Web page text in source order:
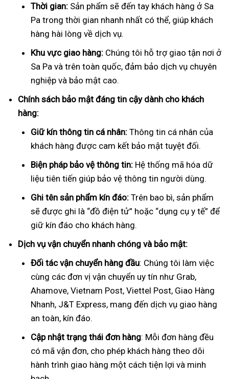
Thời gian: Sản phẩm sẽ đến tay khách hàng ở Sa
Pa trong thời gian nhanh nhất có thể, giúp khách
hàng hài lòng về dịch vụ.
Khu vực giao hàng: Chúng tôi hỗ trợ giao tận nơi ở
Sa Pa và trên toàn quốc, đảm bảo dịch vụ chuyên
nghiệp và bảo mật cao.
Chính sách bảo mật đáng tin cậy dành cho khách
hàng:
Giữ kín thông tin cá nhân: Thông tin cá nhân của
khách hàng được cam kết bảo mật tuyệt đối.
Biện pháp bảo vệ thông tin: Hệ thống mã hóa dữ
liệu tiên tiến giúp bảo vệ thông tin người dùng.
Ghi tên sản phẩm kín đáo: Trên bao bì, sản phẩm
sẽ được ghi là “đồ điện tử” hoặc “dụng cụ y tế” để
giữ kín đáo cho khách hàng.
Dịch vụ vận chuyển nhanh chóng và bảo mật:
Đối tác vận chuyển hàng đầu: Chúng tôi làm việc
cùng các đơn vị vận chuyển uy tín như Grab,
Ahamove, Vietnam Post, Viettel Post, Giao Hàng
Nhanh, J&T Express, mang đến dịch vụ giao hàng
an toàn, kín đáo.
Cập nhật trạng thái đơn hàng: Mỗi đơn hàng đều
có mã vận đơn, cho phép khách hàng theo dõi
hành trình giao hàng một cách tiện lợi và minh